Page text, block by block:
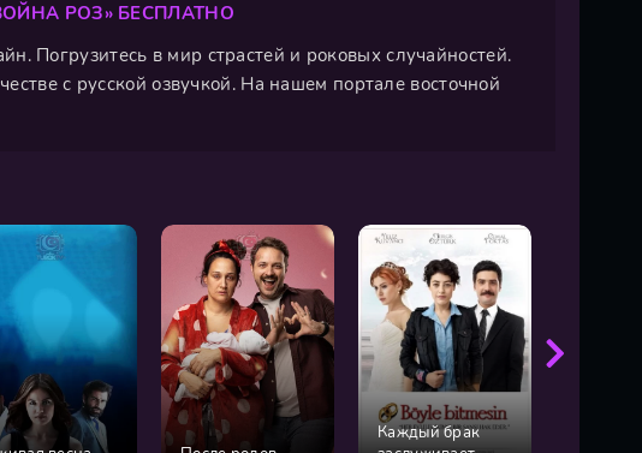
РОЗ» БЕСПЛАТНО
Погрузитесь в мир страстей и роковых случайностей.
с русской озвучкой. На нашем портале восточной
Каждый брак